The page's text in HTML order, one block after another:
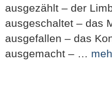
ausgezählt – der
ausgeschaltet – das
ausgefallen – das
ausgemacht – …